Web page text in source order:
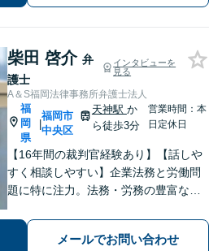
柴田 啓介 弁
護士
インタビューを
見る
A＆S福岡法律事務所弁護士法人
福
岡
県
|
福岡市
中央区
天神駅 か
ら徒歩3分
営業時間：本
日定休日
【16年間の裁判官経験あり】【話しや
すく相談しやすい】企業法務と労働問
題に特に注力。法務・労務の豊富な知
に努めクライアントの皆さまのビジネ
スをサポートします。【九州・西日本
メールでお問い合わせ